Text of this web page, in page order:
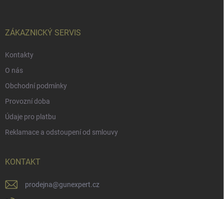
ZÁKAZNICKÝ SERVIS
Kontakty
O nás
Obchodní podmínky
Provozní doba
Údaje pro platbu
Reklamace a odstoupení od smlouvy
KONTAKT
prodejna@gunexpert.cz